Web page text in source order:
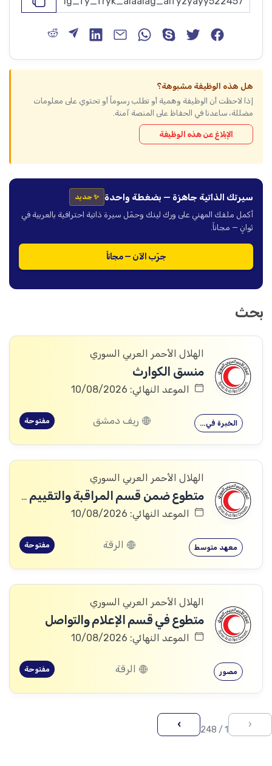
هل هذه الوظيفة مشبوهة؟
إذا لاحظت أن الوظيفة وهمية أو تطلب رسوماً أو تحتوي على معلومات
مضللة، ساعدنا في الحفاظ على المنصة آمنة.
الإبلاغ عن هذه الوظيفة
سيرتك الذاتية جاهزة — بضغطة واحدة ✨ جديد
أكمل ملفك المهني على ورك لينك وحمّل سيرة ذاتية احترافية بالعربية في
ثوانٍ — مجاناً.
جرّب الآن — مجاناً
بحث
الهلال الأحمر العربي السوري
منسق الكوارث
الموعد النهائي: 10/08/2026
الخبرة في… ريف دمشق مفتوحة
الهلال الأحمر العربي السوري
متطوع ضمن قسم المراقبة والتقييم والتعلم (MEAL)
الموعد النهائي: 10/08/2026
معهد متوسط الرقة مفتوحة
الهلال الأحمر العربي السوري
متطوع في قسم الإعلام والتواصل
الموعد النهائي: 10/08/2026
مصور الرقة مفتوحة
‹
1 / 248
›